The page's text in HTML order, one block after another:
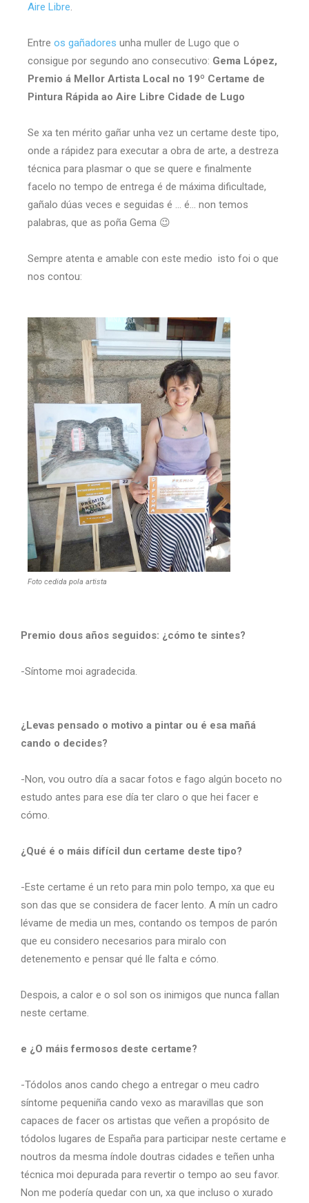
Aire Libre.
Entre os gañadores unha muller de Lugo que o
consigue por segundo ano consecutivo: Gema López,
Premio á Mellor Artista Local no 19º Certame de
Pintura Rápida ao Aire Libre Cidade de Lugo
Se xa ten mérito gañar unha vez un certame deste tipo,
onde a rápidez para executar a obra de arte, a destreza
técnica para plasmar o que se quere e finalmente
facelo no tempo de entrega é de máxima dificultade,
gañalo dúas veces e seguidas é … é… non temos
palabras, que as poña Gema 😉
Sempre atenta e amable con este medio isto foi o que
nos contou:
Foto cedida pola artista
Premio dous años seguidos: ¿cómo te sintes?
-Síntome moi agradecida.
¿Levas pensado o motivo a pintar ou é esa mañá
cando o decides?
-Non, vou outro día a sacar fotos e fago algún boceto no
estudo antes para ese día ter claro o que hei facer e
cómo.
¿Qué é o máis difícil dun certame deste tipo?
-Este certame é un reto para min polo tempo, xa que eu
son das que se considera de facer lento. A mín un cadro
lévame de media un mes, contando os tempos de parón
que eu considero necesarios para miralo con
detenemento e pensar qué lle falta e cómo.
Despois, a calor e o sol son os inimigos que nunca fallan
neste certame.
e ¿O máis fermosos deste certame?
-Tódolos anos cando chego a entregar o meu cadro
síntome pequeniña cando vexo as maravillas que son
capaces de facer os artistas que veñen a propósito de
tódolos lugares de España para participar neste certame e
noutros da mesma índole doutras cidades e teñen unha
técnica moi depurada para revertir o tempo ao seu favor.
Non me podería quedar con un, xa que incluso o xurado